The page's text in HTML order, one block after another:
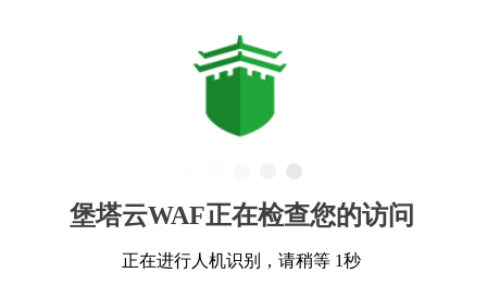
堡塔云WAF正在检查您的访问
正在进行人机识别，请稍等 1秒